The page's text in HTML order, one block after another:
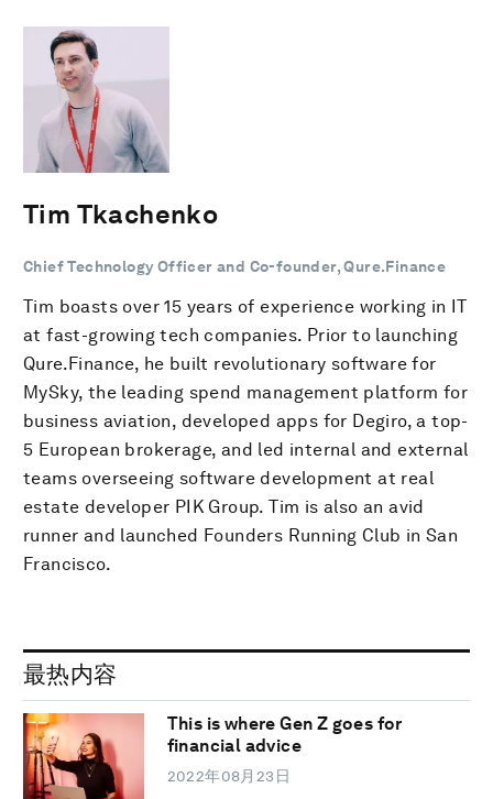
Tim Tkachenko
Chief Technology Officer and Co-founder, Qure.Finance
Tim boasts over 15 years of experience working in IT
at fast-growing tech companies. Prior to launching
Qure.Finance, he built revolutionary software for
MySky, the leading spend management platform for
business aviation, developed apps for Degiro, a top-
5 European brokerage, and led internal and external
teams overseeing software development at real
estate developer PIK Group. Tim is also an avid
runner and launched Founders Running Club in San
Francisco.
最热内容
This is where Gen Z goes for
financial advice
2022年08月23日